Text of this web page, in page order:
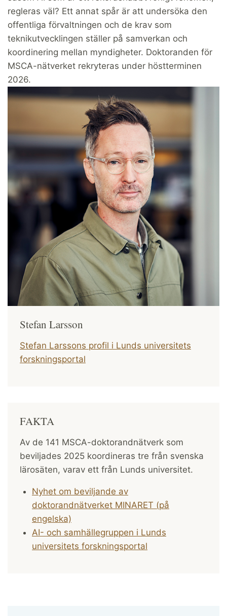
regleras väl? Ett annat spår är att undersöka den
offentliga förvaltningen och de krav som
teknikutvecklingen ställer på samverkan och
koordinering mellan myndigheter. Doktoranden för
MSCA-nätverket rekryteras under höstterminen
2026.
FAKTA
Av de 141 MSCA-doktorandnätverk som
beviljades 2025 koordineras tre från svenska
lärosäten, varav ett från Lunds universitet.
Nyhet om beviljande av
doktorandnätverket MINARET (på
engelska)
AI- och samhällegruppen i Lunds
universitets forskningsportal
Stefan Larsson
Stefan Larssons profil i Lunds universitets
forskningsportal